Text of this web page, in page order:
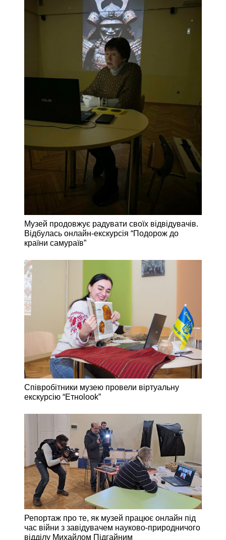
Музей продовжує радувати своїх відвідувачів.
Відбулась онлайн-екскурсія “Подорож до
країни самураїв”
Співробітники музею провели віртуальну
екскурсію “Етноlook”
Репортаж про те, як музей працює онлайн під
час війни з завідувачем науково-природничого
відділу Михайлом Підгайним